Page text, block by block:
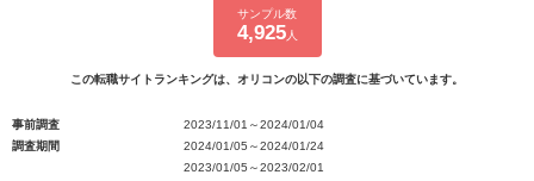
サンプル数
4,925人
この転職サイトランキングは、オリコンの以下の調査に基づいています。
事前調査
2023/11/01～2024/01/04
調査期間
2024/01/05～2024/01/24
2023/01/05～2023/02/01